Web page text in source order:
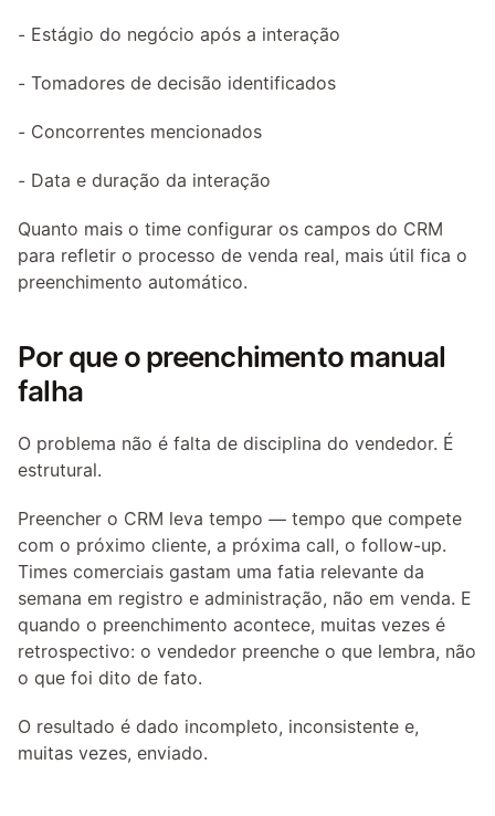
- Estágio do negócio após a interação
- Tomadores de decisão identificados
- Concorrentes mencionados
- Data e duração da interação
Quanto mais o time configurar os campos do CRM
para refletir o processo de venda real, mais útil fica o
preenchimento automático.
Por que o preenchimento manual
falha
O problema não é falta de disciplina do vendedor. É
estrutural.
Preencher o CRM leva tempo — tempo que compete
com o próximo cliente, a próxima call, o follow-up.
Times comerciais gastam uma fatia relevante da
semana em registro e administração, não em venda. E
quando o preenchimento acontece, muitas vezes é
retrospectivo: o vendedor preenche o que lembra, não
o que foi dito de fato.
O resultado é dado incompleto, inconsistente e,
muitas vezes, enviado.